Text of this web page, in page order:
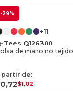
-29%
+11
Tees Q126300
de mano no tejido
partir de:
$1,02